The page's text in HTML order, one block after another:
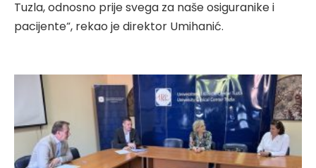
Tuzla, odnosno prije svega za naše osiguranike i
pacijente“, rekao je direktor Umihanić.